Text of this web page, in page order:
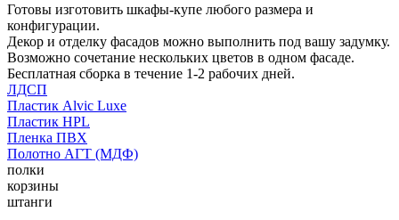
Готовы изготовить шкафы-купе любого размера и
конфигурации.
Декор и отделку фасадов можно выполнить под вашу задумку.
Возможно сочетание нескольких цветов в одном фасаде.
Бесплатная сборка в течение 1-2 рабочих дней.
ЛДСП
Пластик Alvic Luxe
Пластик HPL
Пленка ПВХ
Полотно АГТ (МДФ)
полки
корзины
штанги